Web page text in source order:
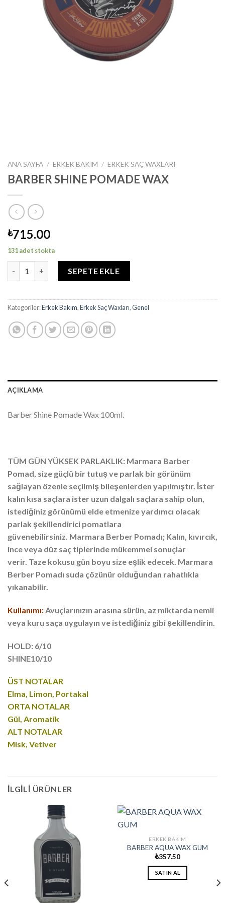
ANA SAYFA / ERKEK BAKIM / ERKEK SAÇ WAXLARI
BARBER SHINE POMADE WAX
₺715.00
131 adet stokta
SEPETE EKLE
Kategoriler:Erkek Bakım,Erkek Saç Waxları,Genel
AÇIKLAMA
Barber Shine Pomade Wax 100ml.
TÜM GÜN YÜKSEK PARLAKLIK: Marmara Barber
Pomad, size güçlü bir tutuş ve parlak bir görünüm
sağlayan özenle seçilmiş bileşenlerden yapılmıştır. İster
kalın kısa saçlara ister uzun dalgalı saçlara sahip olun,
istediğiniz görünümü elde etmenize yardımcı olacak
parlak şekillendirici pomatlara
güvenebilirsiniz. Marmara Berber Pomadı; Kalın, kıvırcık,
ince veya düz saç tiplerinde mükemmel sonuçlar
verir. Taze kokusu gün boyu size eşlik edecek. Marmara
Berber Pomadı suda çözünür olduğundan rahatlıkla
yıkanabilir.
Kullanımı:Avuçlarınızın arasına sürün, az miktarda nemli
veya kuru saça uygulayın ve istediğiniz gibi şekillendirin.
HOLD: 6/10
SHINE10/10
ÜST NOTALAR
Elma, Limon, Portakal
ORTA NOTALAR
Gül, Aromatik
ALT NOTALAR
Misk, Vetiver
İLGILI ÜRÜNLER
ERKEK BAKIM
BARBER AQUA WAX GUM
₺357.50
SATIN AL